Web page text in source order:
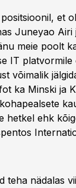
et
Juneyao
meie poolt
IT
võimalik
ka Minski ja
hetkel ehk
teha nädalas